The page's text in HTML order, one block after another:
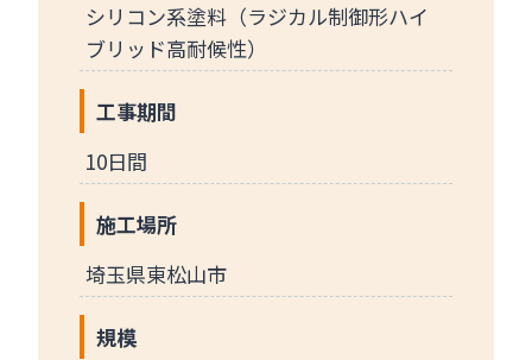
シリコン系塗料（ラジカル制御形ハイ
ブリッド高耐候性）
工事期間
10日間
施工場所
埼玉県東松山市
規模